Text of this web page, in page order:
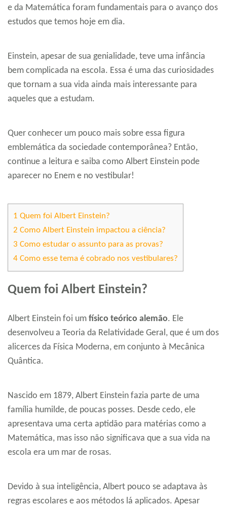
e da Matemática foram fundamentais para o avanço dos
estudos que temos hoje em dia.
Einstein, apesar de sua genialidade, teve uma infância
bem complicada na escola. Essa é uma das curiosidades
que tornam a sua vida ainda mais interessante para
aqueles que a estudam.
Quer conhecer um pouco mais sobre essa figura
emblemática da sociedade contemporânea? Então,
continue a leitura e saiba como Albert Einstein pode
aparecer no Enem e no vestibular!
1 Quem foi Albert Einstein?
2 Como Albert Einstein impactou a ciência?
3 Como estudar o assunto para as provas?
4 Como esse tema é cobrado nos vestibulares?
Quem foi Albert Einstein?
Albert Einstein foi um físico teórico alemão. Ele
desenvolveu a Teoria da Relatividade Geral, que é um dos
alicerces da Física Moderna, em conjunto à Mecânica
Quântica.
Nascido em 1879, Albert Einstein fazia parte de uma
família humilde, de poucas posses. Desde cedo, ele
apresentava uma certa aptidão para matérias como a
Matemática, mas isso não significava que a sua vida na
escola era um mar de rosas.
Devido à sua inteligência, Albert pouco se adaptava às
regras escolares e aos métodos lá aplicados. Apesar